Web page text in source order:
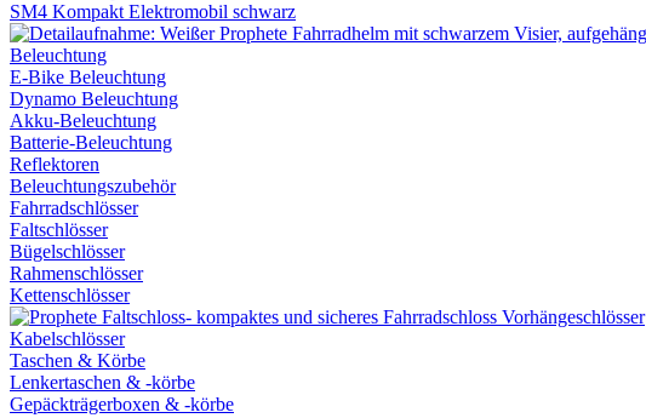
SM4 Kompakt Elektromobil schwarz
Beleuchtung
E-Bike Beleuchtung
Dynamo Beleuchtung
Akku-Beleuchtung
Batterie-Beleuchtung
Reflektoren
Beleuchtungszubehör
Fahrradschlösser
Faltschlösser
Bügelschlösser
Rahmenschlösser
Kettenschlösser
Vorhängeschlösser
Kabelschlösser
Taschen & Körbe
Lenkertaschen & -körbe
Gepäckträgerboxen & -körbe